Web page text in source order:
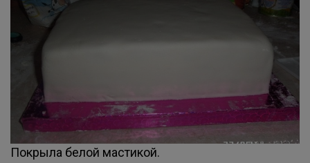
Покрыла белой мастикой.